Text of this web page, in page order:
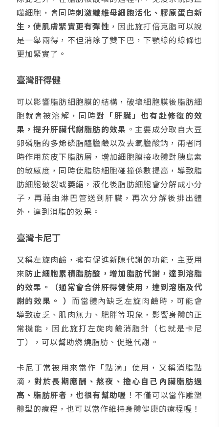
噬細胞，會同時刺激纖維母細胞活化、膠原蛋白新
生，使肌膚緊實更有彈性 ，因此施打倍克脂可以說
是一舉兩得，不但消除了雙下巴，下顎線的線條也
更加緊實了。
臺灣肝得健
可以影響脂肪細胞膜的結構，破壞細胞膜後脂肪細
胞就會被溶解，同時對「肝臟」也有赴修復的效
果，提升肝臟代謝脂肪的效果 。主要成分取自大豆
卵磷脂的多烯磷脂醯膽鹼以及去氧膽酸鈉，兩者同
時作用於皮下脂肪層，增加細胞膜接收體對胰島素
的敏感度，同時使脂肪細胞碰撞係數提高，導致脂
肪細胞破裂或萎縮，液化後脂肪細胞會分解成小分
子，再藉由淋巴管送到肝臟，再次分解後排出體
外，達到消脂的效果。
臺灣卡尼丁
又稱左旋肉鹼，擁有促進新陳代謝的功能，主要用
來防止細胞累積脂肪酸，增加脂肪代謝，達到溶脂
的效果。（通常會合併肝得健使用，達到溶脂及代
謝的效果。 ） 而當體內缺乏左旋肉鹼時，可能會
導致疲乏、肌肉無力、肥胖等現象，影響身體的正
常機能，因此施打左旋肉鹼消脂針（也就是卡尼
丁），可以幫助燃燒脂肪、促進代謝。
卡尼丁常被用來當作「點滴」使用，又稱消脂點
滴， 對於長期應酬、熬夜、擔心自己內臟脂肪過
高、脂肪肝者，也很有幫助喔 ！不僅可以當作雕塑
體型的療程，也可以當作維持身體健康的療程喔！